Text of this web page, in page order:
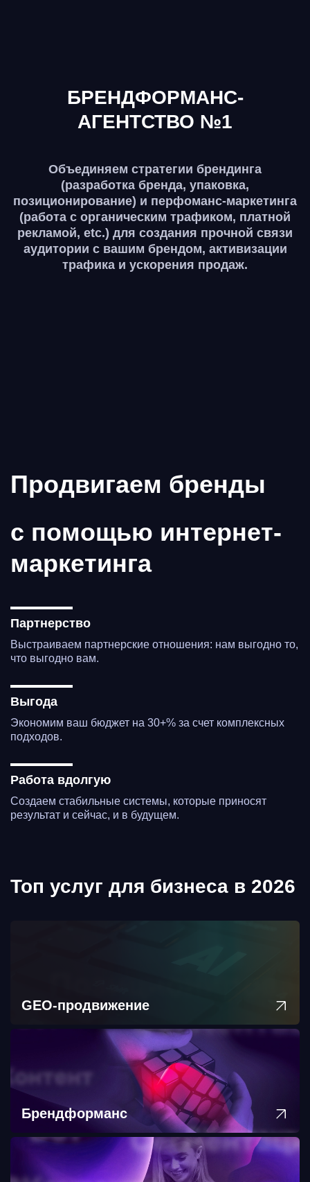
БРЕНДФОРМАНС-
АГЕНТСТВО №1
Объединяем стратегии брендинга
(разработка бренда, упаковка,
позиционирование) и перфоманс-маркетинга
(работа с органическим трафиком, платной
рекламой, etc.) для создания прочной связи
аудитории с вашим брендом, активизации
трафика и ускорения продаж.
Продвигаем бренды
с помощью интернет-
маркетинга
Партнерство
Выстраиваем партнерские отношения: нам выгодно то,
что выгодно вам.
Выгода
Экономим ваш бюджет на 30+% за счет комплексных
подходов.
Работа вдолгую
Создаем стабильные системы, которые приносят
результат и сейчас, и в будущем.
Топ услуг для бизнеса в 2026
GEO-продвижение
Брендформанс